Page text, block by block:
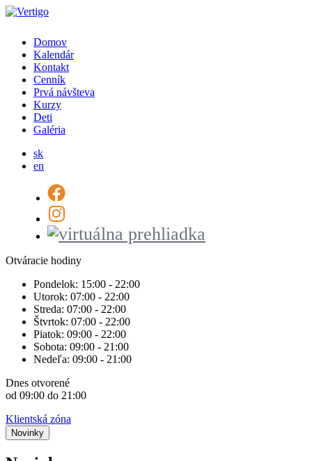
Domov
Kalendár
Kontakt
Cenník
Prvá návšteva
Kurzy
Deti
Galéria
sk
en
Otváracie hodiny
Pondelok: 15:00 - 22:00
Utorok: 07:00 - 22:00
Streda: 07:00 - 22:00
Štvrtok: 07:00 - 22:00
Piatok: 09:00 - 22:00
Sobota: 09:00 - 21:00
Nedeľa: 09:00 - 21:00
Dnes otvorené
od 09:00 do 21:00
Klientská zóna
Novinky